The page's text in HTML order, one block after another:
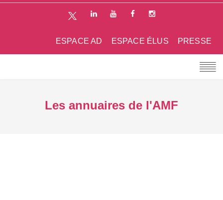
PRESSE
ESPACE ÉLUS
ESPACE AD
Les annuaires de l'AMF